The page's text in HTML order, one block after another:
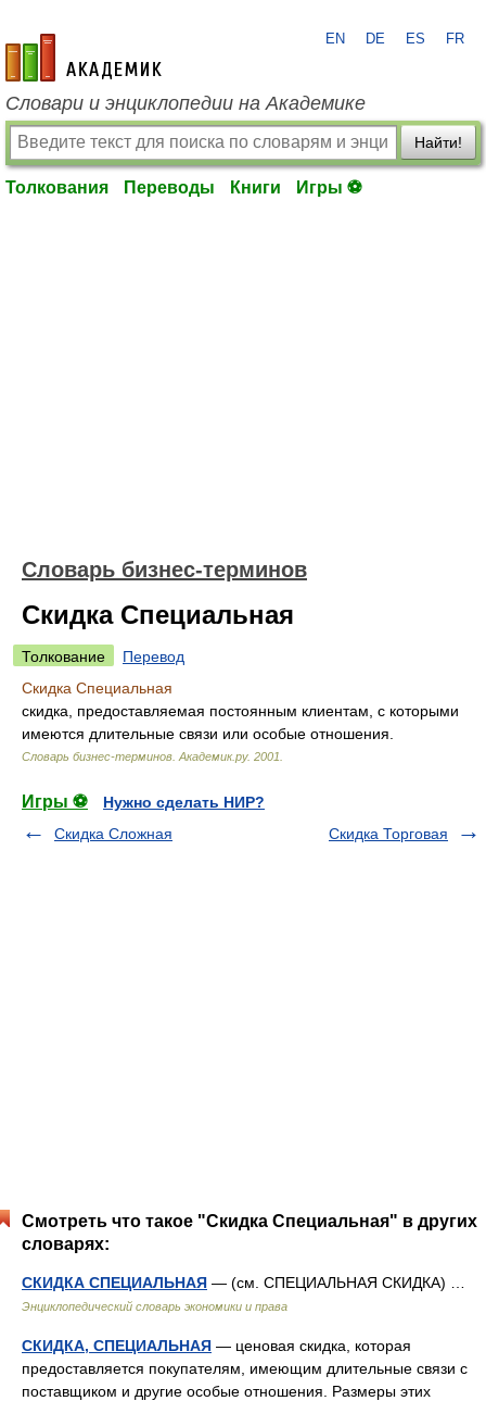
academic.ru
EN DE ES FR
Словари и энциклопедии на Академике
Найти!
Толкования Переводы Книги Игры ⚽
Словарь бизнес-терминов
Скидка Специальная
Толкование
Перевод
Скидка Специальная
скидка, предоставляемая постоянным клиентам, с которыми
имеются длительные связи или особые отношения.
Словарь бизнес-терминов. Академик.ру. 2001
Игры ⚽
Нужно сделать НИР?
Скидка Сложная
Скидка Торговая
Смотреть что такое "Скидка Специальная" в других
словарях:
СКИДКА СПЕЦИАЛЬНАЯ — (см. СПЕЦИАЛЬНАЯ СКИДКА) …
Энциклопедический словарь экономики и права
СКИДКА, СПЕЦИАЛЬНАЯ — ценовая скидка, которая
предоставляется покупателям, имеющим длительные связи с
поставщиком и другие особые отношения. Размеры этих